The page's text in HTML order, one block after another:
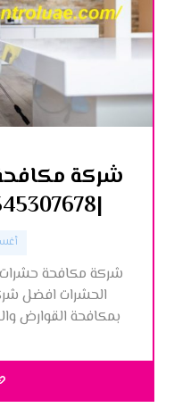
شركة
|0545307678| رش الحشرات
الحشرات افضل
بمكافحة القوارض